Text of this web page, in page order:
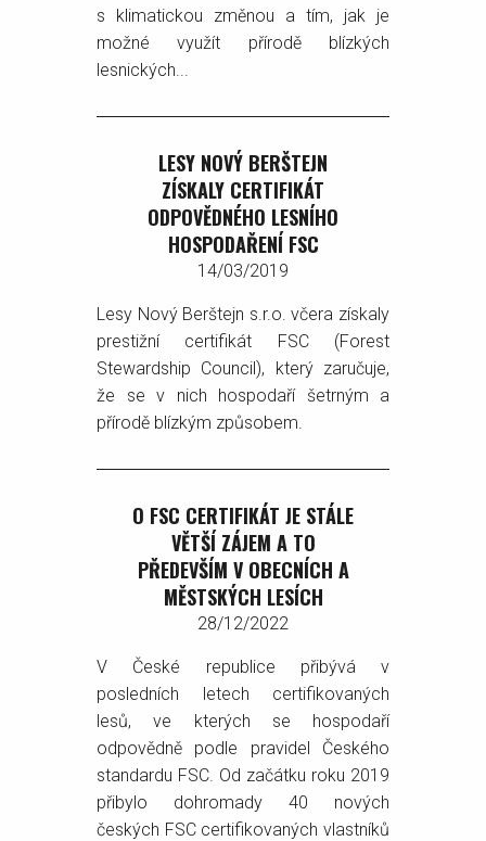
s klimatickou změnou a tím, jak je
možné využít přírodě blízkých
lesnických...
LESY NOVÝ BERŠTEJN
ZÍSKALY CERTIFIKÁT
ODPOVĚDNÉHO LESNÍHO
HOSPODAŘENÍ FSC
14/03/2019
Lesy Nový Berštejn s.r.o. včera získaly
prestižní certifikát FSC (Forest
Stewardship Council), který zaručuje,
že se v nich hospodaří šetrným a
přírodě blízkým způsobem.
O FSC CERTIFIKÁT JE STÁLE
VĚTŠÍ ZÁJEM A TO
PŘEDEVŠÍM V OBECNÍCH A
MĚSTSKÝCH LESÍCH
28/12/2022
V České republice přibývá v
posledních letech certifikovaných
lesů, ve kterých se hospodaří
odpovědně podle pravidel Českého
standardu FSC. Od začátku roku 2019
přibylo dohromady 40 nových
českých FSC certifikovaných vlastníků